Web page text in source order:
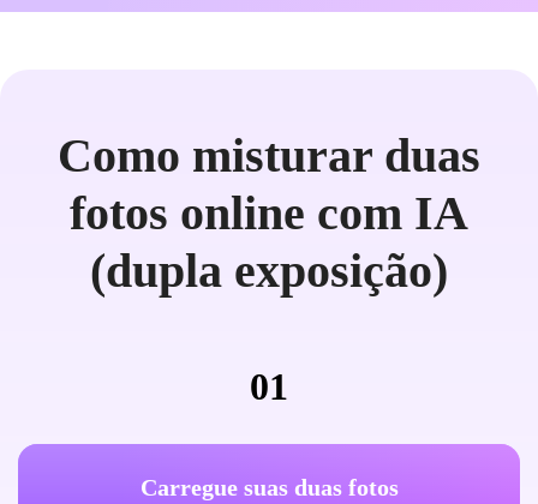
Como misturar duas
fotos online com IA
(dupla exposição)
01
Carregue suas duas fotos